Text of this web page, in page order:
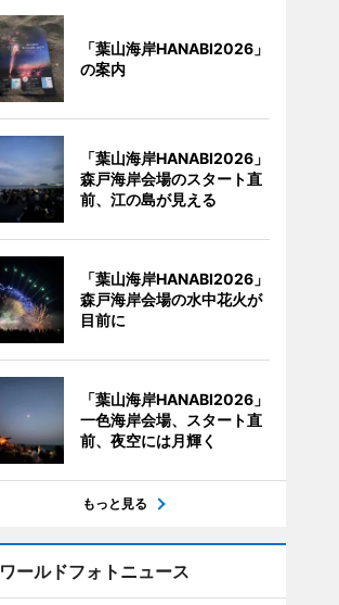
「葉山海岸HANABI2026」
の案内
「葉山海岸HANABI2026」
森戸海岸会場のスタート直
前、江の島が見える
「葉山海岸HANABI2026」
森戸海岸会場の水中花火が
目前に
「葉山海岸HANABI2026」
一色海岸会場、スタート直
前、夜空には月輝く
もっと見る
ワールドフォトニュース